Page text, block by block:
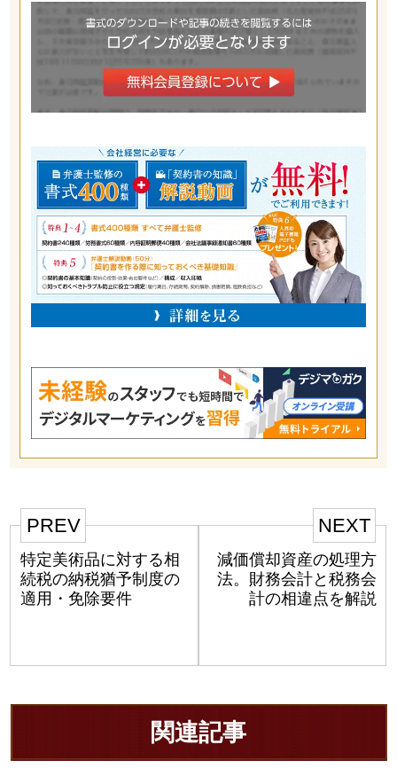
PREV
特定美術品に対する相
続税の納税猶予制度の
適用・免除要件
NEXT
減価償却資産の処理方
法。財務会計と税務会
計の相違点を解説
関連記事